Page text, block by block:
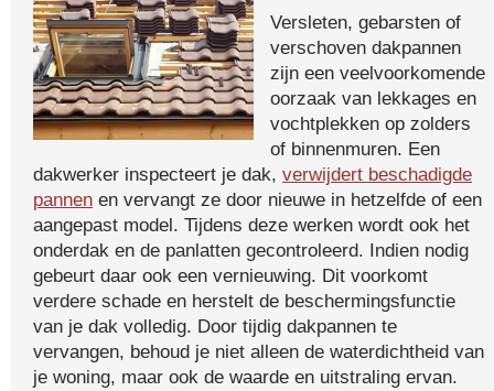
Versleten, gebarsten of
verschoven dakpannen
zijn een veelvoorkomende
oorzaak van lekkages en
vochtplekken op zolders
of binnenmuren. Een
dakwerker inspecteert je dak, verwijdert beschadigde
pannen en vervangt ze door nieuwe in hetzelfde of een
aangepast model. Tijdens deze werken wordt ook het
onderdak en de panlatten gecontroleerd. Indien nodig
gebeurt daar ook een vernieuwing. Dit voorkomt
verdere schade en herstelt de beschermingsfunctie
van je dak volledig. Door tijdig dakpannen te
vervangen, behoud je niet alleen de waterdichtheid van
je woning, maar ook de waarde en uitstraling ervan.